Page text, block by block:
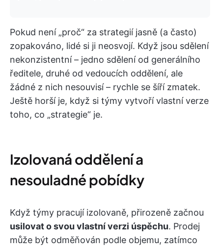
Pokud není „proč“ za strategií jasně (a často)
zopakováno, lidé si ji neosvojí. Když jsou sdělení
nekonzistentní – jedno sdělení od generálního
ředitele, druhé od vedoucích oddělení, ale
žádné z nich nesouvisí – rychle se šíří zmatek.
Ještě horší je, když si týmy vytvoří vlastní verze
toho, co „strategie“ je.
Izolovaná oddělení a
nesouladné pobídky
Když týmy pracují izolovaně, přirozeně začnou
usilovat o svou vlastní verzi úspěchu. Prodej
může být odměňován podle objemu, zatímco